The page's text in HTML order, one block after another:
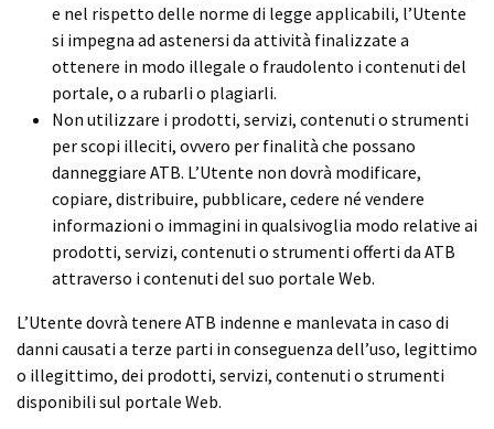
e nel rispetto delle norme di legge applicabili, l’Utente
si impegna ad astenersi da attività finalizzate a
ottenere in modo illegale o fraudolento i contenuti del
portale, o a rubarli o plagiarli.
Non utilizzare i prodotti, servizi, contenuti o strumenti
per scopi illeciti, ovvero per finalità che possano
danneggiare ATB. L’Utente non dovrà modificare,
copiare, distribuire, pubblicare, cedere né vendere
informazioni o immagini in qualsivoglia modo relative ai
prodotti, servizi, contenuti o strumenti offerti da ATB
attraverso i contenuti del suo portale Web.
L’Utente dovrà tenere ATB indenne e manlevata in caso di
danni causati a terze parti in conseguenza dell’uso, legittimo
o illegittimo, dei prodotti, servizi, contenuti o strumenti
disponibili sul portale Web.